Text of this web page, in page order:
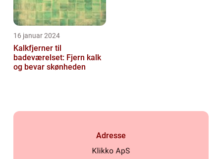
16 januar 2024
Kalkfjerner til
badeværelset: Fjern kalk
og bevar skønheden
Adresse